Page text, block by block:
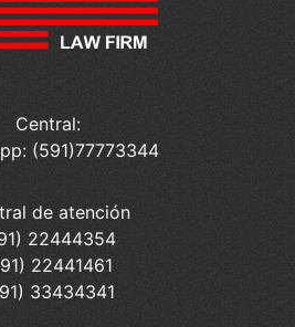
Central:
(591)77773344
de atención
22444354
22441461
33434341